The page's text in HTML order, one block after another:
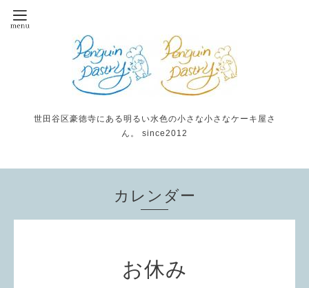
世田谷区豪徳寺にある明るい水色の小さな小さなケーキ屋さ
ん。 since2012
カレンダー
お休み